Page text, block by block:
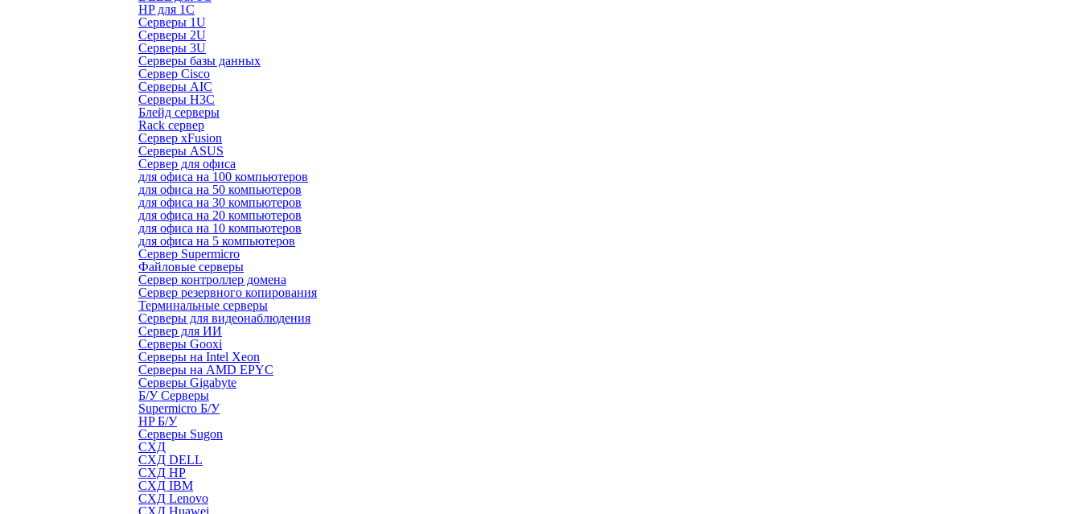
HP для 1С
Серверы 1U
Серверы 2U
Серверы 3U
Серверы базы данных
Сервер Cisco
Серверы AIC
Серверы H3C
Блейд серверы
Rack сервер
Сервер xFusion
Серверы ASUS
Сервер для офиса
для офиса на 100 компьютеров
для офиса на 50 компьютеров
для офиса на 30 компьютеров
для офиса на 20 компьютеров
для офиса на 10 компьютеров
для офиса на 5 компьютеров
Сервер Supermicro
Файловые серверы
Сервер контроллер домена
Сервер резервного копирования
Терминальные серверы
Серверы для видеонаблюдения
Сервер для ИИ
Серверы Gooxi
Серверы на Intel Xeon
Серверы на AMD EPYC
Серверы Gigabyte
Б/У Серверы
Supermicro Б/У
HP Б/У
Серверы Sugon
СХД
СХД DELL
СХД HP
СХД IBM
СХД Lenovo
СХД Huawei